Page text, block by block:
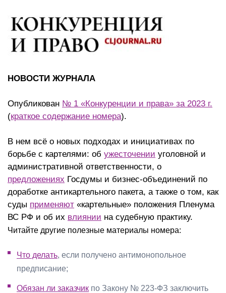
НОВОСТИ ЖУРНАЛА
Опубликован № 1 «Конкуренции и права» за 2023 г.
(краткое содержание номера).
В нем всё о новых подходах и инициативах по
борьбе с картелями: об ужесточении уголовной и
административной ответственности, о
предложениях Госдумы и бизнес-объединений по
доработке антикартельного пакета, а также о том, как
суды применяют «картельные» положения Пленума
ВС РФ и об их влиянии на судебную практику.
Читайте другие полезные материалы номера:
Что делать, если получено антимонопольное
предписание;
Обязан ли заказчик по Закону № 223-ФЗ заключить